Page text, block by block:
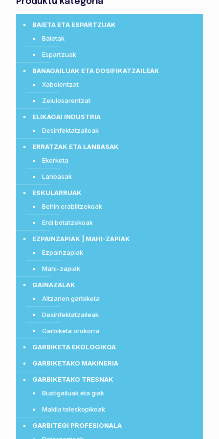
BAIETA ETA ESPARTZUAK
Baietak
Espartzuak
BANAGAILUAK ETA DOSIFIKATZAILEAK
Xaboientzat
Zelulosarentzat
ELIKAGAI INDUSTRIA
Desinfektatzaileak
ERRATZAK ETA LANBASAK
Ekorketa
Lanbasak
ESKULARRUAK
Behin erabiltzekoak
Erdi botatzekoak
EZPAINZAPIAK | MAHI-ZAPIAK
Ezpainzapiak
Mahi-zapiak
GAINAZALAK
Altzarien garbiketa
Desinfektatzaileak
Garbiketa orokorra
GARBIKETA EKOLOGIKOA
GARBIKETAKO MAKINERIA
GARBIKETAKO TRESNAK
Bustigailuak eta giak
Makila teleskopikoak
GARBITEGI PROFESIONALA